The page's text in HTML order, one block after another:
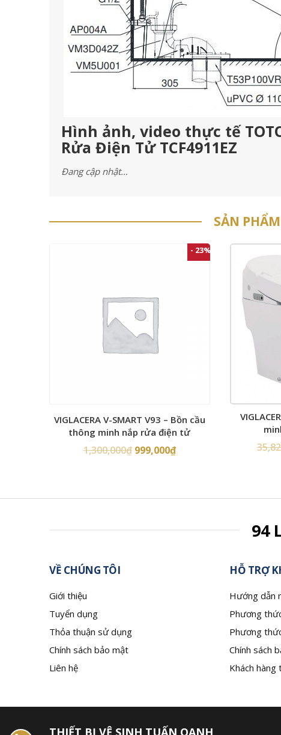
Hình ảnh, video thực tế
Rửa Điện Tử TCF4911EZ
Đang cập nhật…
SẢN
- 23%
VIGLACERA V-SMART V93 – Bồn cầu
thông minh nắp rửa điện tử
1,300,000₫ 999,000₫
94
VỀ CHÚNG TÔI
Giới thiệu
Tuyển dụng
Thỏa thuận sử dụng
Chính sách bảo mật
Liên hệ
HỖ TRỢ
Hướng dẫn
Phương
Phương
Chính sách
Khách hàng
THIẾT BỊ VỆ SINH TUẤN OANH